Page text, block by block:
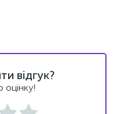
відгук?
оцінку!